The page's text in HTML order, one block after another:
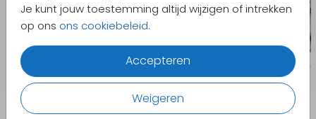
Je kunt jouw toestemming altijd wijzigen of intrekken
op ons ons cookiebeleid.
Accepteren
Weigeren